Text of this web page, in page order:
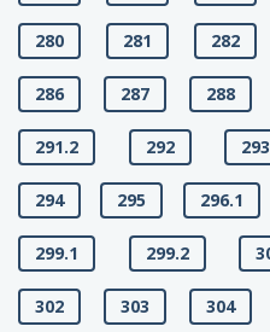
280 281 282
286 287 288
291.2 292
294 295 296.1
299.1 299.2
302 303 304